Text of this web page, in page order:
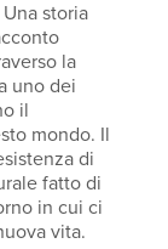
storia
la
uno dei
il
mondo. Il
di
fatto di
in cui ci
vita.